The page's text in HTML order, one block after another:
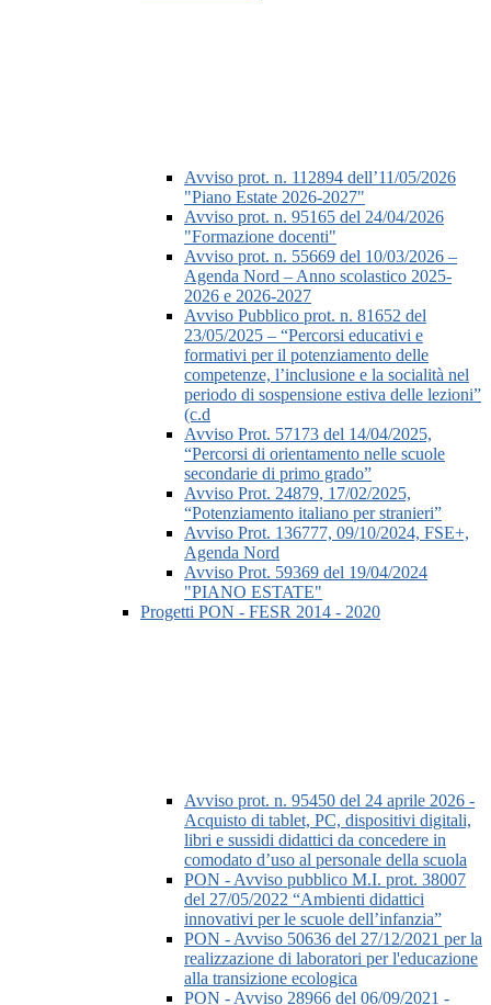
Avviso prot. n. 112894 dell’11/05/2026
"Piano Estate 2026-2027"
Avviso prot. n. 95165 del 24/04/2026
"Formazione docenti"
Avviso prot. n. 55669 del 10/03/2026 –
Agenda Nord – Anno scolastico 2025-
2026 e 2026-2027
Avviso Pubblico prot. n. 81652 del
23/05/2025 – “Percorsi educativi e
formativi per il potenziamento delle
competenze, l’inclusione e la socialità nel
periodo di sospensione estiva delle lezioni”
(c.d
Avviso Prot. 57173 del 14/04/2025,
“Percorsi di orientamento nelle scuole
secondarie di primo grado”
Avviso Prot. 24879, 17/02/2025,
“Potenziamento italiano per stranieri”
Avviso Prot. 136777, 09/10/2024, FSE+,
Agenda Nord
Avviso Prot. 59369 del 19/04/2024
"PIANO ESTATE"
Progetti PON - FESR 2014 - 2020
Avviso prot. n. 95450 del 24 aprile 2026 -
Acquisto di tablet, PC, dispositivi digitali,
libri e sussidi didattici da concedere in
comodato d’uso al personale della scuola
PON - Avviso pubblico M.I. prot. 38007
del 27/05/2022 “Ambienti didattici
innovativi per le scuole dell’infanzia”
PON - Avviso 50636 del 27/12/2021 per la
realizzazione di laboratori per l'educazione
alla transizione ecologica
PON - Avviso 28966 del 06/09/2021 -